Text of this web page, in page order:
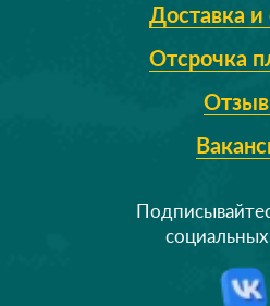
Доставка и
Отсрочка
социальных